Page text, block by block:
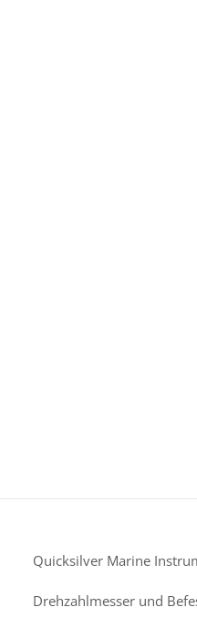
Quicksilver Marine
Drehzahlmesser und